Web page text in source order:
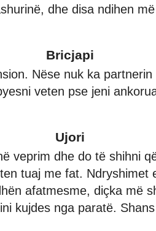
dhe disa ndihen
Bricjapi
Nëse nuk ka
veten pse jeni
Ujori
veprim dhe do të shihni
tuaj me fat. Ndryshimet
afatmesme, diçka më
kujdes nga paratë.